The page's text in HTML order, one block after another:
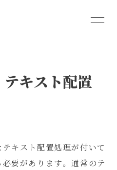
キスト配置
キスト配置処理が付いて
要があります。通常のテ